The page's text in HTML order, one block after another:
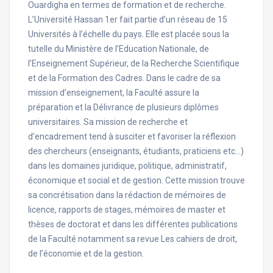
Ouardigha en termes de formation et de recherche.
L’Université Hassan 1er fait partie d’un réseau de 15
Universités à l’échelle du pays. Elle est placée sous la
tutelle du Ministère de l’Education Nationale, de
l’Enseignement Supérieur, de la Recherche Scientifique
et de la Formation des Cadres. Dans le cadre de sa
mission d’enseignement, la Faculté assure la
préparation et la Délivrance de plusieurs diplômes
universitaires. Sa mission de recherche et
d’encadrement tend à susciter et favoriser la réflexion
des chercheurs (enseignants, étudiants, praticiens etc…)
dans les domaines juridique, politique, administratif,
économique et social et de gestion. Cette mission trouve
sa concrétisation dans la rédaction de mémoires de
licence, rapports de stages, mémoires de master et
thèses de doctorat et dans les différentes publications
de la Faculté notamment sa revue Les cahiers de droit,
de l’économie et de la gestion.